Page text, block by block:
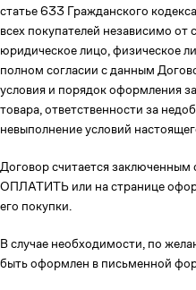
статье 633 Гражданского
всех покупателей независимо от
юридическое лицо, физическое
полном согласии с данным
условия и порядок оформления
товара, ответственности за
невыполнение условий
Договор считается
ОПЛАТИТЬ или на странице
его покупки.
В случае необходимости, по
быть оформлен в письменной